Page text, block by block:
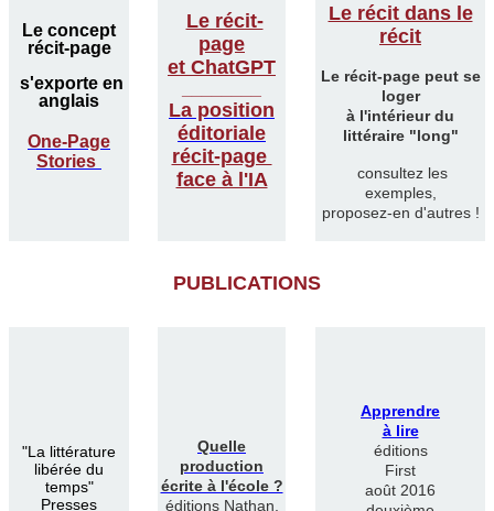
Le concept
récit-page
s'exporte en
anglais
One-Page
Stories
Le récit-
page
et ChatGPT
La position
éditoriale
récit-page
face à l'IA
Le récit dans le
récit
Le récit-page peut se
loger
à l'intérieur du
littéraire "long"
consultez les
exemples,
proposez-en d'autres !
PUBLICATIONS
"La littérature
libérée du
temps"
Presses
Quelle
production
écrite à l'école ?
éditions Nathan,
Apprendre
à lire
éditions
First
août 2016